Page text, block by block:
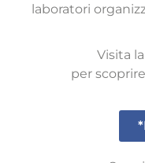
laboratori
Visita
per